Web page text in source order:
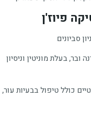
פיוז'ן
סביונים
בעלת מוניטין וניסיון
כולל טיפול בבעיות עור,